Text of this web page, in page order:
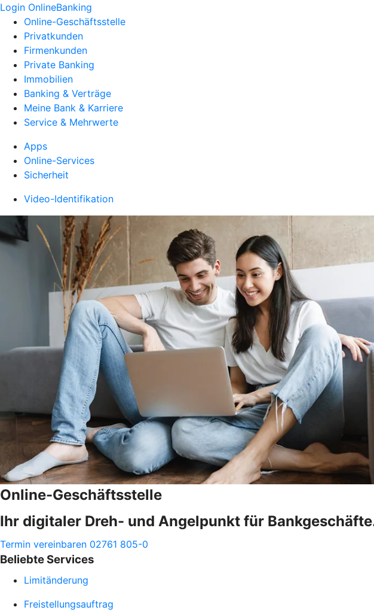
Login OnlineBanking
Online-Geschäftsstelle
Privatkunden
Firmenkunden
Private Banking
Immobilien
Banking & Verträge
Meine Bank & Karriere
Service & Mehrwerte
Apps
Online-Services
Sicherheit
Video-Identifikation
Online-Geschäftsstelle
Ihr digitaler Dreh- und Angelpunkt für
Termin vereinbaren 02761 805-0
Beliebte Services
Limitänderung
Freistellungsauftrag